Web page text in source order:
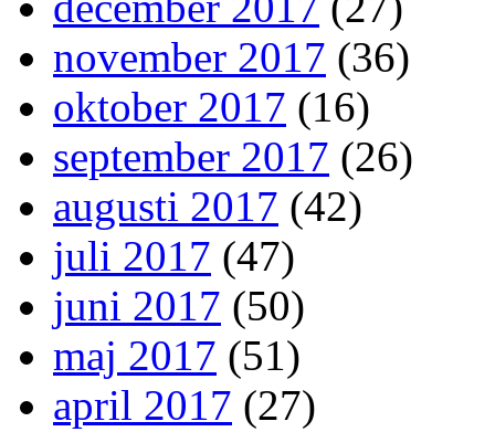
november 2017 (36)
oktober 2017 (16)
september 2017 (26)
augusti 2017 (42)
juli 2017 (47)
juni 2017 (50)
maj 2017 (51)
april 2017 (27)